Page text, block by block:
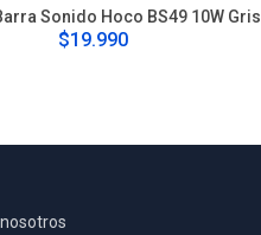
Sonido Hoco BS49 10W Gris
$19.990